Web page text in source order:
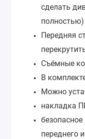
сделать
полностью)
Передняя
Съёмные
В
Можно
накладка
переднего